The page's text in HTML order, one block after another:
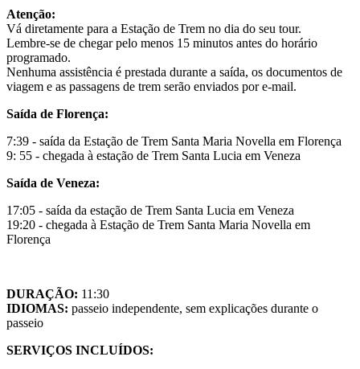
Atenção:
Vá diretamente para a Estação de Trem no dia do seu tour.
Lembre-se de chegar pelo menos 15 minutos antes do horário
programado.
Nenhuma assistência é prestada durante a saída, os documentos de
viagem e as passagens de trem serão enviados por e-mail.
Saída de Florença:
7:39 - saída da Estação de Trem Santa Maria Novella em Florença
9: 55 - chegada à estação de Trem Santa Lucia em Veneza
Saída de Veneza:
17:05 - saída da estação de Trem Santa Lucia em Veneza
19:20 - chegada à Estação de Trem Santa Maria Novella em
Florença
DURAÇÃO: 11:30
IDIOMAS: passeio independente, sem explicações durante o
passeio
SERVIÇOS INCLUÍDOS: